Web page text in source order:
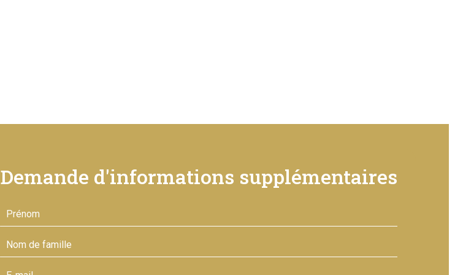
Demande d'informations supplémentaires